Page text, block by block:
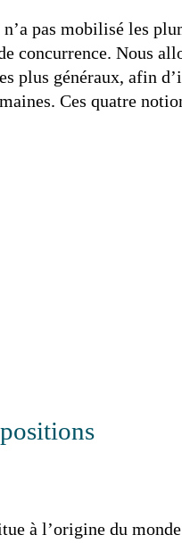
pas mobilisé les
Nous
généraux, afin
Ces quatre
à l’origine du